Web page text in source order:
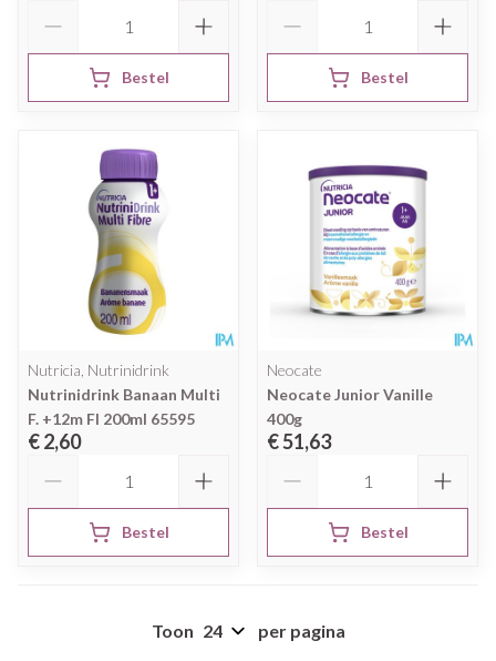
Bestel Bestel
Nutricia, Nutrinidrink
Nutrinidrink Banaan Multi
F. +12m Fl 200ml 65595
€ 2,60
Bestel
Neocate
Neocate Junior Vanille
400g
€ 51,63
Bestel
Toon per pagina